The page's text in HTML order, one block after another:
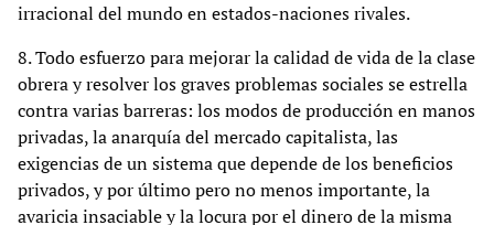
irracional del mundo en estados-naciones rivales.
8. Todo esfuerzo para mejorar la calidad de vida de la clase
obrera y resolver los graves problemas sociales se estrella
contra varias barreras: los modos de producción en manos
privadas, la anarquía del mercado capitalista, las
exigencias de un sistema que depende de los beneficios
privados, y por último pero no menos importante, la
avaricia insaciable y la locura por el dinero de la misma